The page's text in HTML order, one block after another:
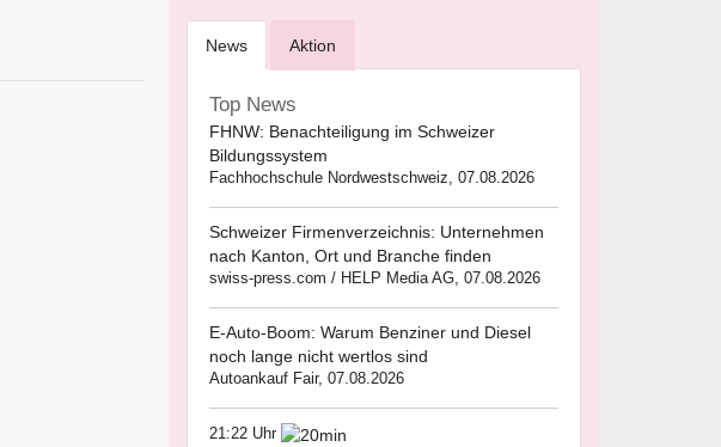
News Aktion
Top News
FHNW: Benachteiligung im Schweizer
Bildungssystem
Fachhochschule Nordwestschweiz, 07.08.2026
Schweizer Firmenverzeichnis: Unternehmen
nach Kanton, Ort und Branche finden
swiss-press.com / HELP Media AG, 07.08.2026
E-Auto-Boom: Warum Benziner und Diesel
noch lange nicht wertlos sind
Autoankauf Fair, 07.08.2026
21:22 Uhr